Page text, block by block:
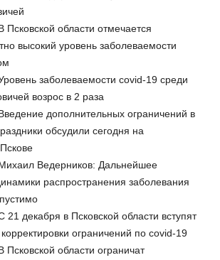
Псковской области отмечается
высокий уровень заболеваемости
заболеваемости covid-19 среди
возрос в 2 раза
дополнительных ограничений в
обсудили сегодня на
Ведерников: Дальнейшее
распространения заболевания
21 декабря в Псковской области вступят
ограничений по covid-19
Псковской области ограничат